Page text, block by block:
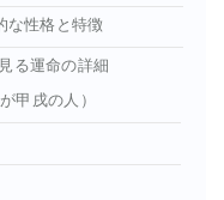
な性格と特徴
る運命の詳細
甲戌の人）